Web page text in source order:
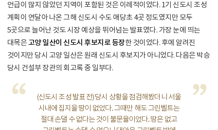
언급이 많지 않았던 지역이 포함된 것은 이례적이었다. 1기 신도시 조성
계획이 연달아 나온 그해 신도시 수도 애당초 4곳 정도였지만 모두
5곳으로 늘어난 것도 시장 예상을 뛰어넘는 발표였다. 가장 눈에 띄는
대목은고양 일산이 신도시 후보지로 등장한 것이었다. 후에 알려진
것이지만 당시 고양 일산은 원래 신도시 후보지가 아니었다. 다음은 박승
당시 건설부 장관의 회고록 중 일부다.
“
(신도시 조성 발표 전) 당시 상황을 점검해봤더니 서울
시내에 집지을 땅이 없었다. 그때만 해도 그린벨트는
절대 손댈 수 없다는 것이 불문율이었다. 땅은 없고
”